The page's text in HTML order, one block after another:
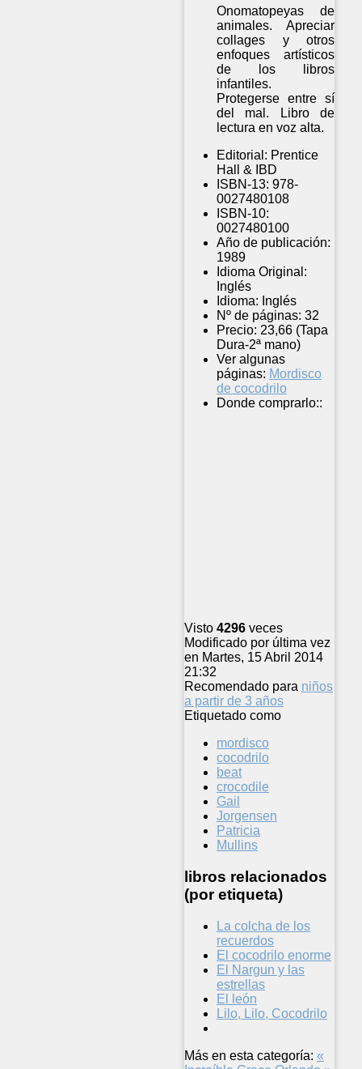
Onomatopeyas de
animales. Apreciar
collages y otros
enfoques artísticos
de los libros
infantiles.
Protegerse entre sí
del mal. Libro de
lectura en voz alta.
Editorial: Prentice
Hall & IBD
ISBN-13: 978-
0027480108
ISBN-10:
0027480100
Año de publicación:
1989
Idioma Original:
Inglés
Idioma: Inglés
Nº de páginas: 32
Precio: 23,66 (Tapa
Dura-2ª mano)
Ver algunas
páginas: Mordisco
de cocodrilo
Donde comprarlo::
Visto 4296 veces
Modificado por última vez
en Martes, 15 Abril 2014
21:32
Recomendado para niños
a partir de 3 años
Etiquetado como
mordisco
cocodrilo
beat
crocodile
Gail
Jorgensen
Patricia
Mullins
libros relacionados
(por etiqueta)
La colcha de los
recuerdos
El cocodrilo enorme
El Nargun y las
estrellas
El león
Lilo, Lilo, Cocodrilo
Más en esta categoría: «